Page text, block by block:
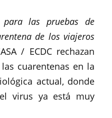
para las pruebas de
de los viajeros
/ ECDC rechazan
cuarentenas en la
actual, donde
virus ya está muy